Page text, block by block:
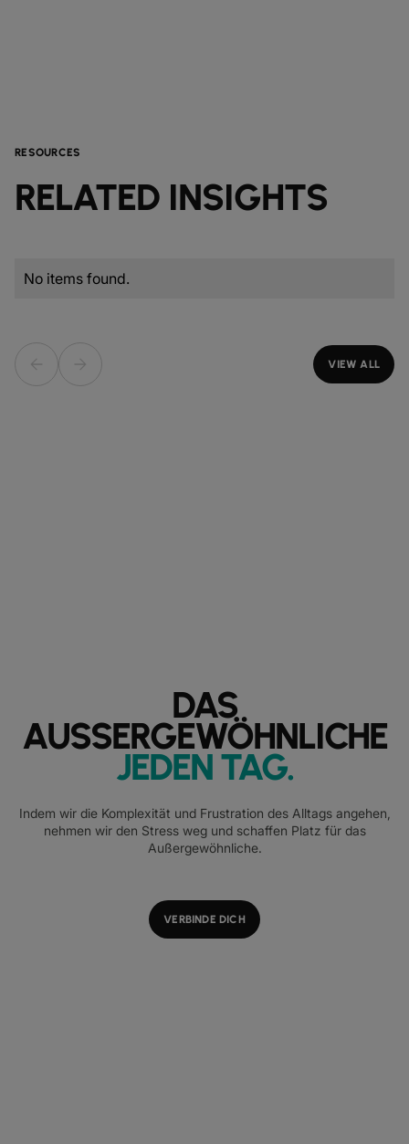
RESOURCES
RELATED INSIGHTS
No items found.
VIEW ALL
DAS
AUSSERGEWÖHNLICHE
JEDEN TAG.
Indem wir die Komplexität und Frustration des Alltags angehen,
nehmen wir den Stress weg und schaffen Platz für das
Außergewöhnliche.
VERBINDE DICH